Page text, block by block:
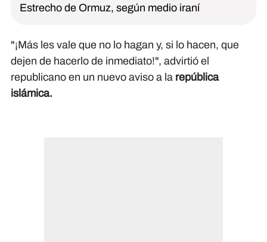
Estrecho de Ormuz, según medio iraní
"¡Más les vale que no lo hagan y, si lo hacen, que
dejen de hacerlo de inmediato!", advirtió el
republicano en un nuevo aviso a la república
islámica.